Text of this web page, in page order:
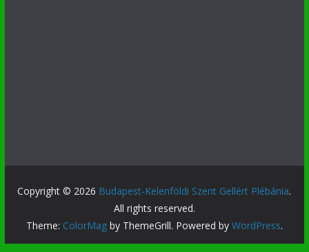
Copyright © 2026 Budapest-Kelenföldi Szent Gellért Plébánia.
All rights reserved.
Theme: ColorMagby ThemeGrill. Powered by WordPress.